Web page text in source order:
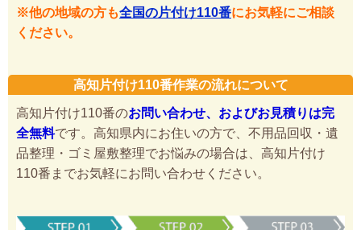
※他の地域の方も全国の片付け110番にお気軽にご相談
ください。
高知片付け110番作業の流れについて
高知片付け110番のお問い合わせ、およびお見積りは完
全無料です。高知県内にお住いの方で、不用品回収・遺
品整理・ゴミ屋敷整理でお悩みの場合は、高知片付け
110番までお気軽にお問い合わせください。